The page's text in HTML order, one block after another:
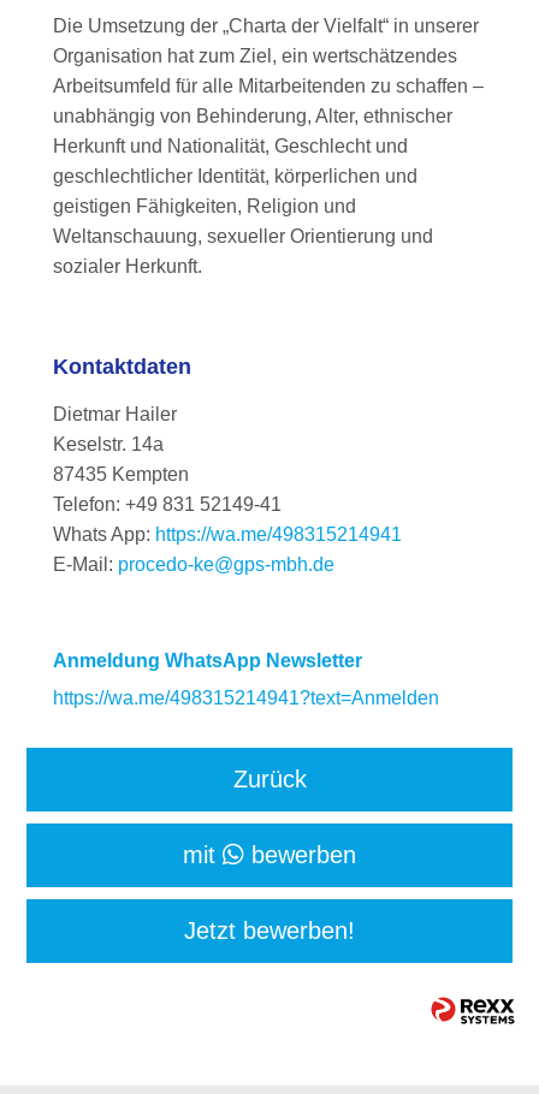
Die Umsetzung der „Charta der Vielfalt“ in unserer
Organisation hat zum Ziel, ein wertschätzendes
Arbeitsumfeld für alle Mitarbeitenden zu schaffen –
unabhängig von Behinderung, Alter, ethnischer
Herkunft und Nationalität, Geschlecht und
geschlechtlicher Identität, körperlichen und
geistigen Fähigkeiten, Religion und
Weltanschauung, sexueller Orientierung und
sozialer Herkunft.
Kontaktdaten
Dietmar Hailer
Keselstr. 14a
87435 Kempten
Telefon: +49 831 52149-41
Whats App: https://wa.me/498315214941
E-Mail: procedo-ke@gps-mbh.de
Anmeldung WhatsApp Newsletter
https://wa.me/498315214941?text=Anmelden
Zurück
mit bewerben
Jetzt bewerben!